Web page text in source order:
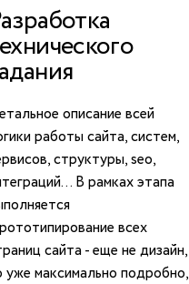
описание всей
работы сайта, систем,
структуры, seo,
В рамках этапа
всех
сайта - еще не дизайн,
уже максимально подробно,